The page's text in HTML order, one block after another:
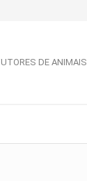
DE ANIMAIS